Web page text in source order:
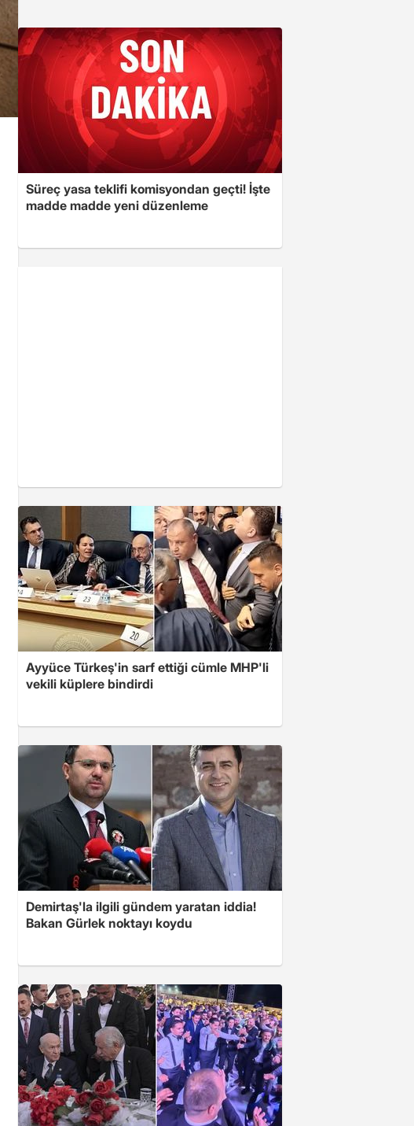
Süreç yasa teklifi komisyondan geçti! İşte
madde madde yeni düzenleme
Ayyüce Türkeş'in sarf ettiği cümle MHP'li
vekili küplere bindirdi
Demirtaş'la ilgili gündem yaratan iddia!
Bakan Gürlek noktayı koydu